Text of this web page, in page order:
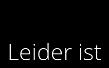
Leider ist